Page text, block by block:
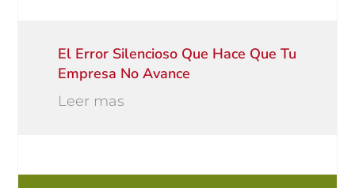
El Error Silencioso Que Hace Que Tu
Empresa No Avance
Leer mas